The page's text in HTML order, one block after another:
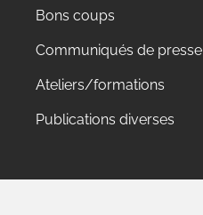
Bons coups
Communiqués de presse
Ateliers/formations
Publications diverses